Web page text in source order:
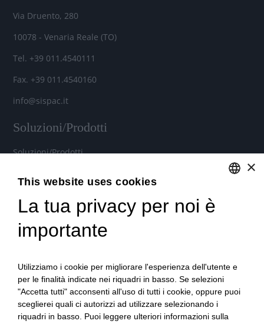
Via Druento, 280
10078 - Venaria Reale (TO)
Tel. +39 011.4540111
Fax. +39 011.4540160
info@sispac.it
Soluzioni/Prodotti
Soluzioni/Prodotti
Contratti di assistenza personalizzati
Microsoft 365 per aziende
Videoconferenza e Telefonia IP
Stampanti Multifunzione
×
This website uses cookies
La tua privacy per noi è
importante
Utilizziamo i cookie per migliorare l'esperienza dell'utente e
per le finalità indicate nei riquadri in basso. Se selezioni
"Accetta tutti" acconsenti all'uso di tutti i cookie, oppure puoi
sceglierei quali ci autorizzi ad utilizzare selezionando i
riquadri in basso. Puoi leggere ulteriori informazioni sulla